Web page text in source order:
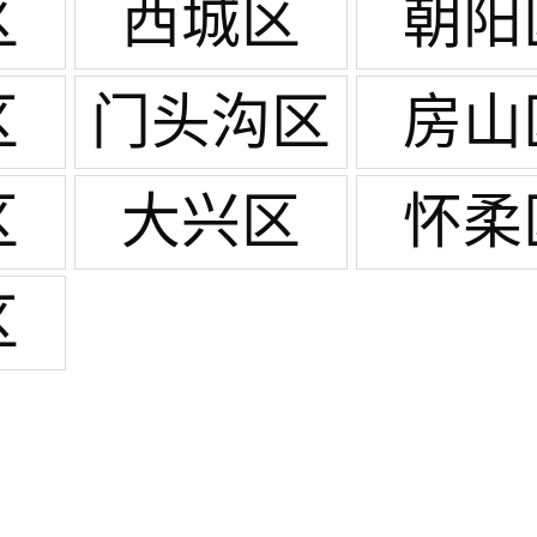
西城区
朝
门头沟区
房
大兴区
怀柔